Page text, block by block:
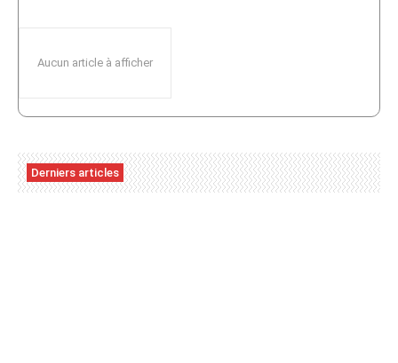
Aucun article à afficher
Derniers articles